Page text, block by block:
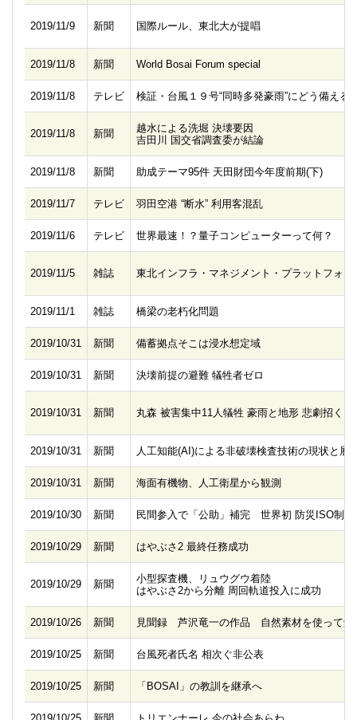
2019/11/9 新聞 国際ルール、東北大が提唱
2019/11/8 新聞 World Bosai Forum special
2019/11/8 テレビ 検証・台風１９号“同時多発豪雨”にどう備える
2019/11/8 新聞
越水による洗堀 決壊要因
吉田川 国交省調査委が結論
2019/11/8 新聞 助成テーマ95件 天田財団今年度前期(下)
2019/11/7 テレビ 羽田空港 “断水” 利用客混乱
2019/11/6 テレビ 世界最速！？量子コンピューターって何？
2019/11/5 雑誌 東北インフラ・マネジメント・プラットフォ
2019/11/1 雑誌 橋梁の老朽化問題
2019/10/31 新聞 備蓄拠点そこは浸水想定域
2019/10/31 新聞 決壊前提の避難 犠牲者ゼロ
2019/10/31 新聞 丸森 被害集中11人犠牲 豪雨と地形 悲劇招く
2019/10/31 新聞 人工知能(AI)による非破壊検査技術の現状と展
2019/10/31 新聞 海面有機物、人工衛星から観測
2019/10/30 新聞 民間参入で「公助」補完 世界初 防災ISO制定
2019/10/29 新聞 はやぶさ2 最終任務成功
2019/10/29 新聞
小型探査機、リュウグウ着陸
はやぶさ2から分離 周回軌道投入に成功
2019/10/26 新聞 見聞録 芦沢竜一の作品 自然素材を使って触
2019/10/25 新聞 台風死者氏名 相次ぐ非公表
2019/10/25 新聞 「BOSAI」の教訓を継承へ